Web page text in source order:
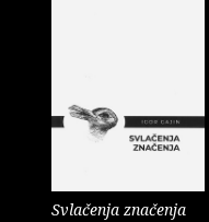
Svlačenja značenja